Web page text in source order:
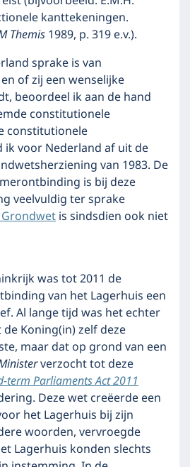
kanttekeningen.
Themis1989, p. 319 e.v.).
sprake is van
of zij een wenselijke
beoordeel ik aan de hand
constitutionele
constitutionele
voor Nederland af uit de
van 1983. De
is bij deze
veelvuldig ter sprake
is sindsdien ook niet
was tot 2011 de
van het Lagerhuis een
Al lange tijd was het echter
Koning(in) zelf deze
maar dat op grond van een
verzocht tot deze
term Parliaments Act 2011
Deze wet creëerde een
het Lagerhuis bij zijn
woorden, vervroegde
Lagerhuis konden slechts